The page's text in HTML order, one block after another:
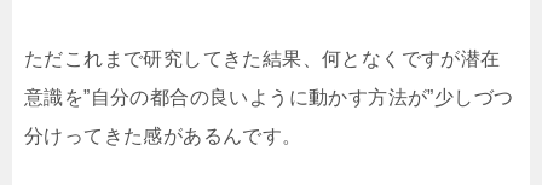
ただこれまで研究してきた結果、何となくですが潜在
意識を”自分の都合の良いように動かす方法が”少しづつ
分けってきた感があるんです。